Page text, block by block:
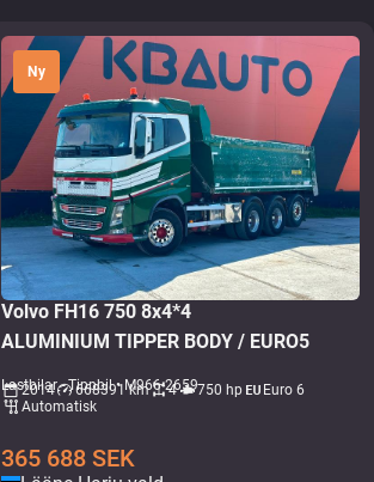
Ny
Volvo FH16 750 8x4*4
ALUMINIUM TIPPER BODY / EURO5
Lastbilar - Tippbil • M966-2659
2014 668391 km 4 750 hp
Euro 6
Automatisk
365 688 SEK